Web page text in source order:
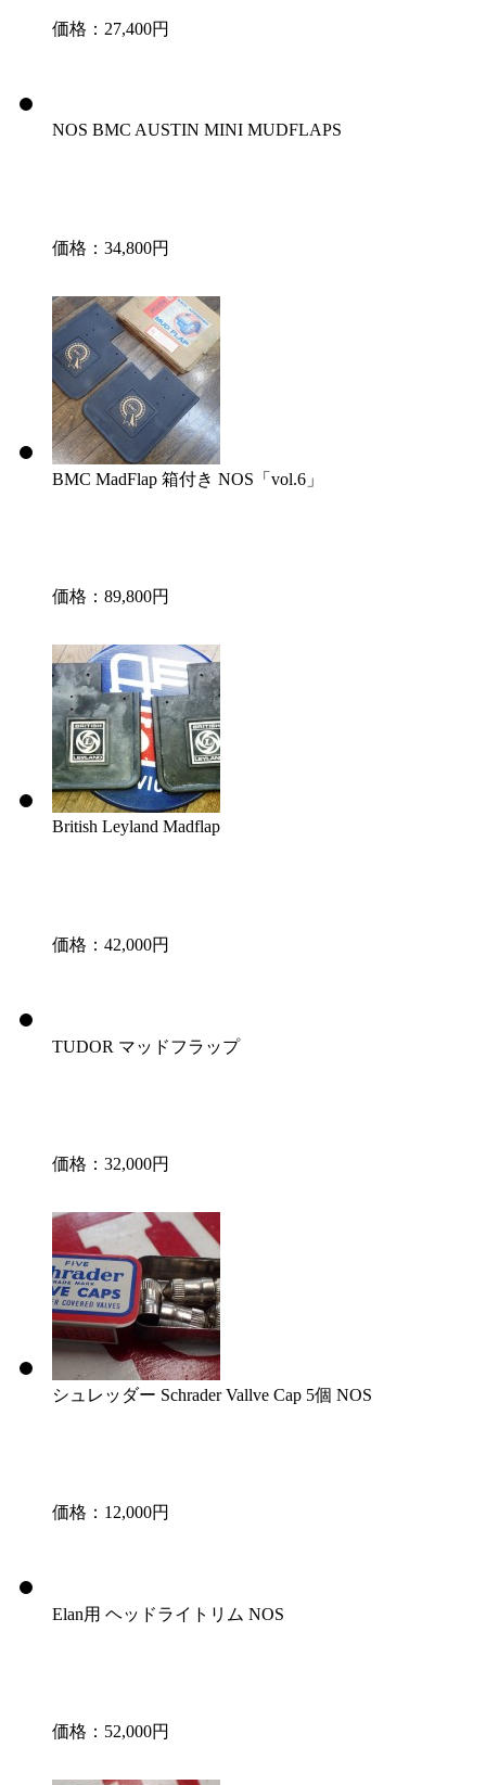
価格：27,400円
NOS BMC AUSTIN MINI MUDFLAPS
価格：34,800円
BMC MadFlap 箱付き NOS「vol.6」
価格：89,800円
British Leyland Madflap
価格：42,000円
TUDOR マッドフラップ
価格：32,000円
シュレッダー Schrader Vallve Cap 5個 NOS
価格：12,000円
Elan用 ヘッドライトリム NOS
価格：52,000円